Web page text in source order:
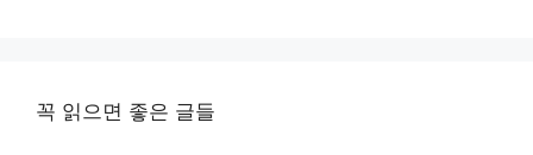
꼭 읽으면 좋은 글들